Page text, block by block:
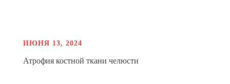
ИЮНЯ 13, 2024
Атрофия костной ткани челюсти